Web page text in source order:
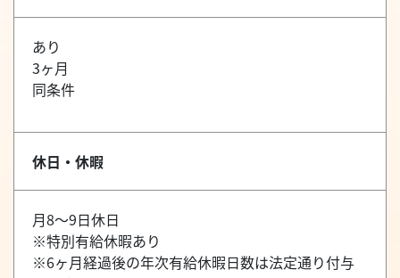
あり
3ヶ月
同条件
休日・休暇
月8～9日休日
※特別有給休暇あり
※6ヶ月経過後の年次有給休暇日数は法定通り付与